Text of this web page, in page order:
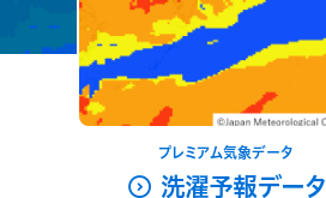
プレミアム気象データ
洗濯予報データ